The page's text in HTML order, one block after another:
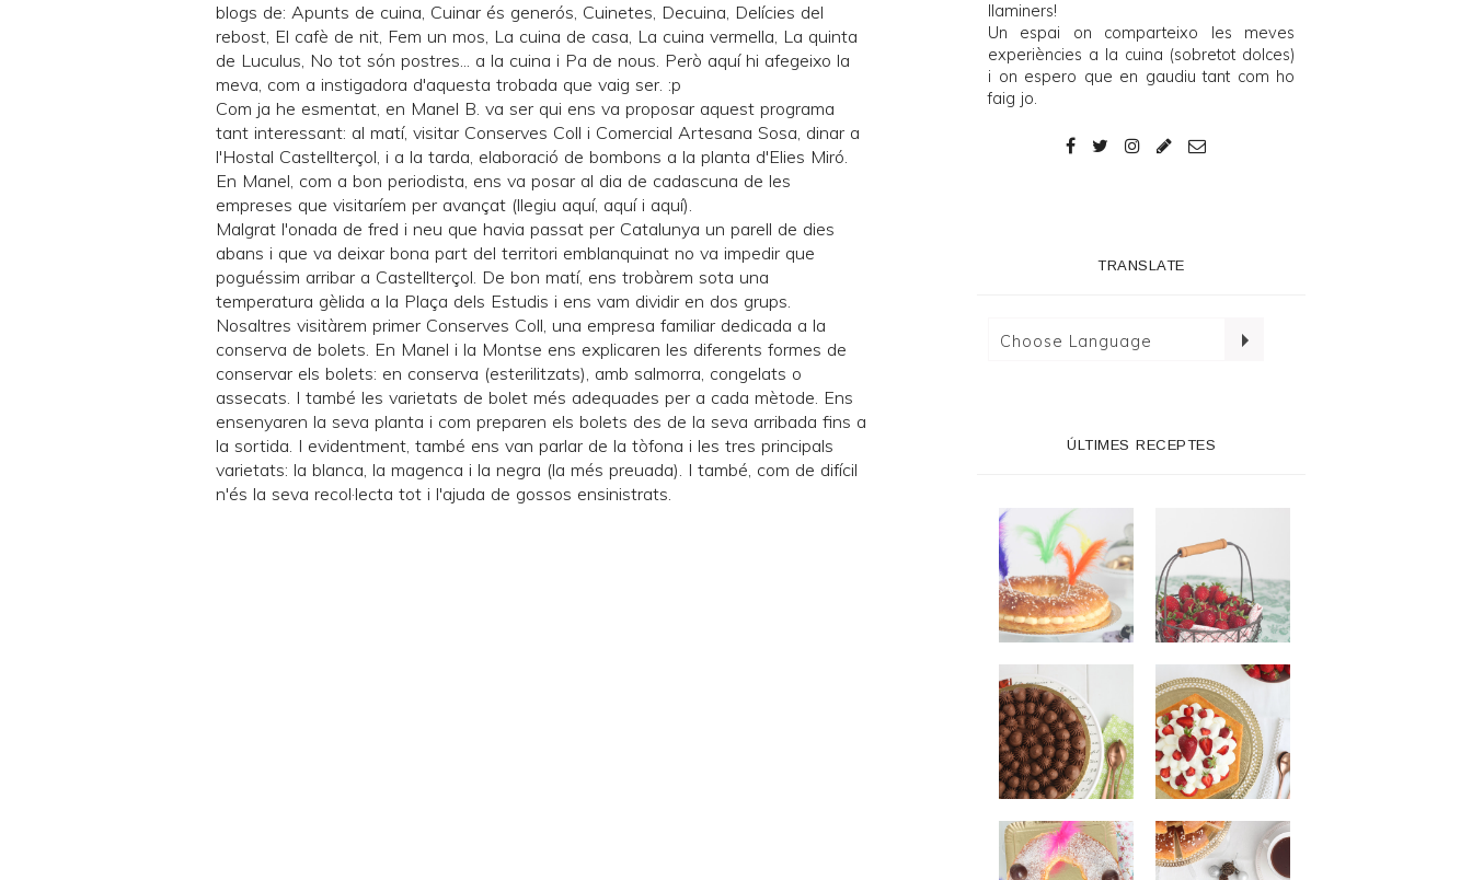
blogs de: Apunts de cuina, Cuinar és generós, Cuinetes, Decuina, Delícies del
rebost, El cafè de nit, Fem un mos, La cuina de casa, La cuina vermella, La quinta
de Luculus, No tot són postres... a la cuina i Pa de nous. Però aquí hi afegeixo la
meva, com a instigadora d'aquesta trobada que vaig ser. :p
Com ja he esmentat, en Manel B. va ser qui ens va proposar aquest programa
tant interessant: al matí, visitar Conserves Coll i Comercial Artesana Sosa, dinar a
l'Hostal Castellterçol, i a la tarda, elaboració de bombons a la planta d'Elies Miró.
En Manel, com a bon periodista, ens va posar al dia de cadascuna de les
empreses que visitaríem per avançat (llegiu aquí, aquíi aquí).
Malgrat l'onada de fred i neu que havia passat per Catalunya un parell de dies
abans i que va deixar bona part del territori emblanquinat no va impedir que
poguéssim arribar a Castellterçol. De bon matí, ens trobàrem sota una
temperatura gèlida a la Plaça dels Estudis i ens vam dividir en dos grups.
Nosaltres visitàrem primer Conserves Coll, una empresa familiar dedicada a la
conserva de bolets. En Manel i la Montse ens explicaren les diferents formes de
conservar els bolets: en conserva (esterilitzats), amb salmorra, congelats o
assecats. I també les varietats de bolet més adequades per a cada mètode. Ens
ensenyaren la seva planta i com preparen els bolets des de la seva arribada fins a
la sortida. I evidentment, també ens van parlar de la tòfona i les tres principals
varietats: la blanca, la magenca i la negra (la més preuada). I també, com de difícil
n'és la seva recol·lecta tot i l'ajuda de gossos ensinistrats.
llaminers!
Un espai on comparteixo les meves
experiències a la cuina (sobretot dolces)
i on espero que en gaudiu tant com ho
faig jo.
TRANSLATE
ÚLTIMES RECEPTES